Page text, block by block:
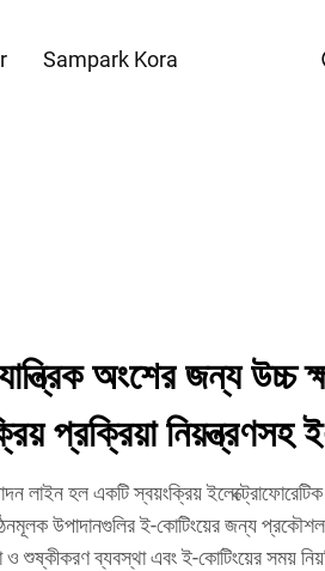
Sampark Kora
অংশের জন্য উচ্চ
প্রক্রিয়া
লাইন হল একটি স্বয়ংক্রিয় ইলেক্ট্রোফোরেটিক
উপাদানগুলির ই-কোটিংয়ের জন্য
ও শুষ্কীকরণ ব্যবস্থা এবং ই-কোটিংয়ের সময়